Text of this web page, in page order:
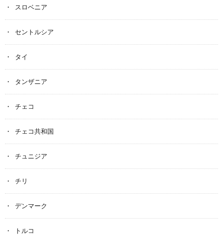
スロベニア
セントルシア
タイ
タンザニア
チェコ
チェコ共和国
チュニジア
チリ
デンマーク
トルコ